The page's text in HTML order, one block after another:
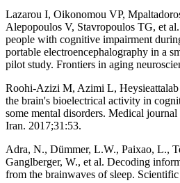
Lazarou I, Oikonomou VP,
Alepopoulos V, Stavropoulos TG, et
people with cognitive impairment
portable electroencephalography in a
pilot study. Frontiers in aging
Roohi-Azizi M, Azimi L,
the brain's bioelectrical activity in
some mental disorders. Medical
Iran. 2017;31:53.
Adra, N., Dümmer, L.W., Paixao, L.,
Ganglberger, W., et al. Decoding
from the brainwaves of sleep.